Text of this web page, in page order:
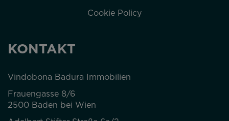
Cookie Policy
KONTAKT
Vindobona Badura Immobilien
Frauengasse 8/6
2500 Baden bei Wien